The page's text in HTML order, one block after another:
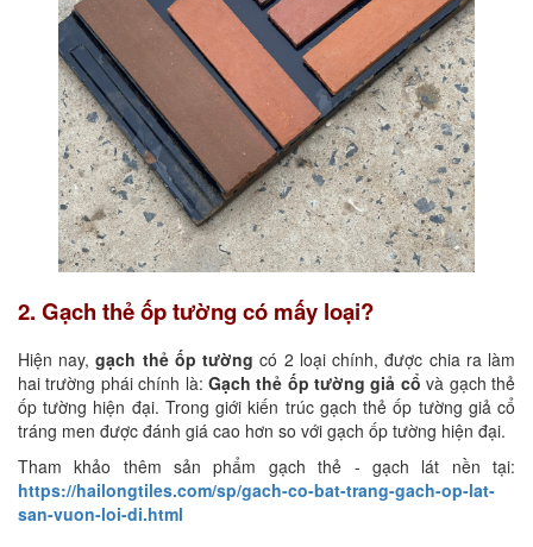
2. Gạch thẻ ốp tường có mấy loại?
Hiện nay,gạch thẻ ốp tường có 2 loại chính, được chia ra làm
hai trường phái chính là: Gạch thẻ ốp tường giả cổ và gạch thẻ
ốp tường hiện đại. Trong giới kiến trúc gạch thẻ ốp tường giả cổ
tráng men được đánh giá cao hơn so với gạch ốp tường hiện đại.
Tham khảo thêm sản phẩm gạch thẻ - gạch lát nền tại:
https://hailongtiles.com/sp/gach-co-bat-trang-gach-op-lat-
san-vuon-loi-di.html